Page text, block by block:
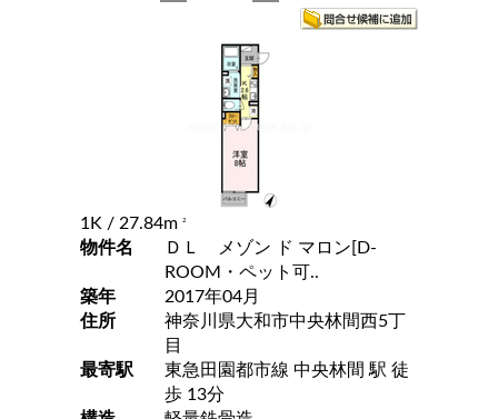
1K / 27.84m 2
物件名
ＤＬ メゾン ド マロン[D-
ROOM・ペット可..
築年
2017年04月
住所
神奈川県大和市中央林間西5丁
目
最寄駅
東急田園都市線 中央林間 駅 徒
歩 13分